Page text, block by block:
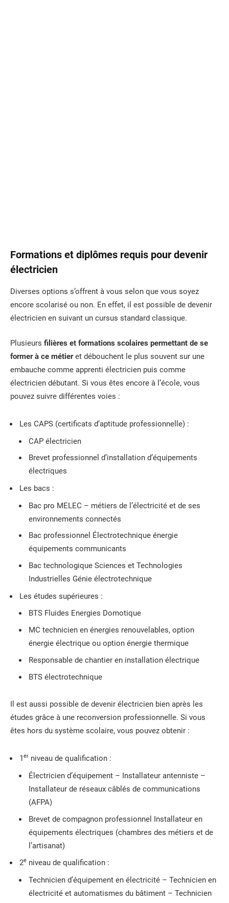
Formations et diplômes requis pour devenir
électricien
Diverses options s’offrent à vous selon que vous soyez
encore scolarisé ou non. En effet, il est possible de devenir
électricien en suivant un cursus standard classique.
Plusieurs filières et formations scolaires permettant de se
former à ce métieret débouchent le plus souvent sur une
embauche comme apprenti électricien puis comme
électricien débutant. Si vous êtes encore à l’école, vous
pouvez suivre différentes voies :
Les CAPS (certificats d’aptitude professionnelle) :
CAP électricien
Brevet professionnel d’installation d’équipements
électriques
Les bacs :
Bac pro MELEC – métiers de l’électricité et de ses
environnements connectés
Bac professionnel Électrotechnique énergie
équipements communicants
Bac technologique Sciences et Technologies
Industrielles Génie électrotechnique
Les études supérieures :
BTS Fluides Energies Domotique
MC technicien en énergies renouvelables, option
énergie électrique ou option énergie thermique
Responsable de chantier en installation électrique
BTS électrotechnique
Il est aussi possible de devenir électricien bien après les
études grâce à une reconversion professionnelle. Si vous
êtes hors du système scolaire, vous pouvez obtenir :
1er niveau de qualification :
Électricien d’équipement – Installateur antenniste –
Installateur de réseaux câblés de communications
(AFPA)
Brevet de compagnon professionnel Installateur en
équipements électriques (chambres des métiers et de
l’artisanat)
2e niveau de qualification :
Technicien d’équipement en électricité – Technicien en
électricité et automatismes du bâtiment – Technicien